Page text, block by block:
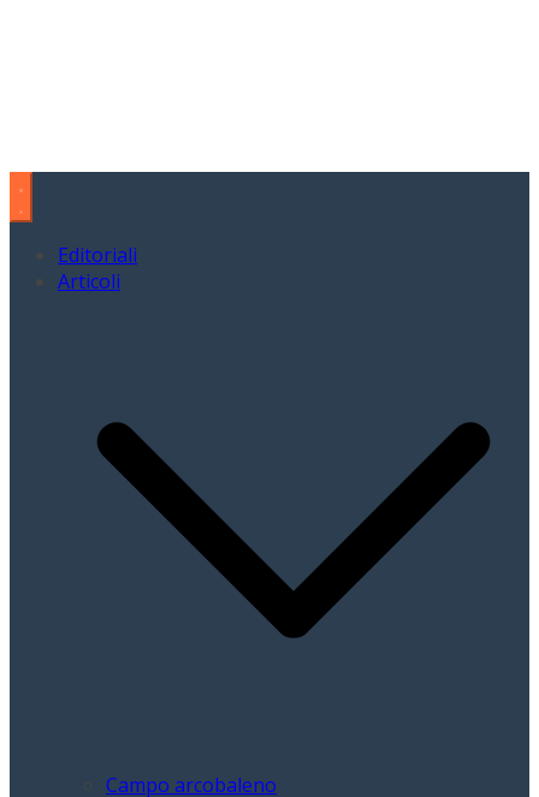
Editoriali
Articoli
Campo arcobaleno